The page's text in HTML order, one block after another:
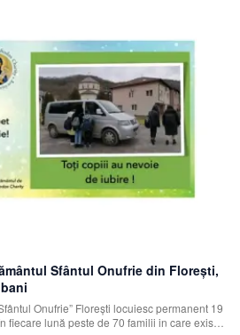
Sfântul Onufrie din Florești,
Onufrie” Florești locuiesc permanent 19
fiecare lună peste de 70 familii in care există